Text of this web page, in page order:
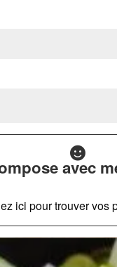
avec
ici pour trouver vos